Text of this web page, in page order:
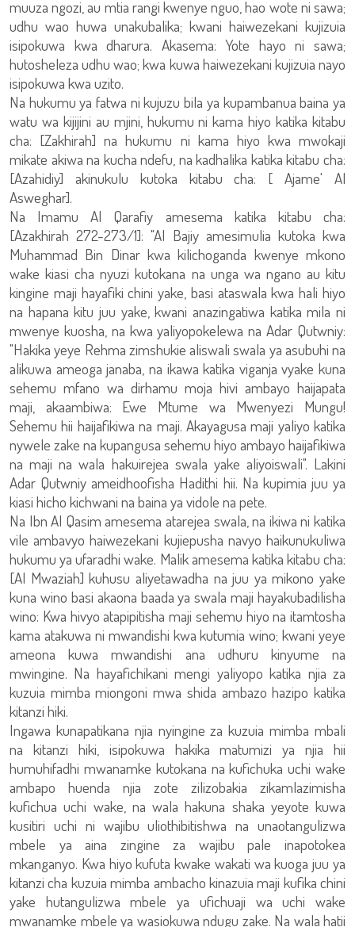
muuza ngozi, au mtia rangi kwenye nguo, hao wote ni sawa;
udhu wao huwa unakubalika; kwani haiwezekani kujizuia
isipokuwa kwa dharura. Akasema: Yote hayo ni sawa;
hutosheleza udhu wao; kwa kuwa haiwezekani kujizuia nayo
isipokuwa kwa uzito.
Na hukumu ya fatwa ni kujuzu bila ya kupambanua baina ya
watu wa kijijini au mjini, hukumu ni kama hiyo katika kitabu
cha: [Zakhirah] na hukumu ni kama hiyo kwa mwokaji
mikate akiwa na kucha ndefu, na kadhalika katika kitabu cha:
[Azahidiy] akinukulu kutoka kitabu cha: [ Ajame' Al
Asweghar].
Na Imamu Al Qarafiy amesema katika kitabu cha:
[Azakhirah 272-273/1]: "Al Bajiy amesimulia kutoka kwa
Muhammad Bin Dinar kwa kilichoganda kwenye mkono
wake kiasi cha nyuzi kutokana na unga wa ngano au kitu
kingine maji hayafiki chini yake, basi ataswala kwa hali hiyo
na hapana kitu juu yake, kwani anazingatiwa katika mila ni
mwenye kuosha, na kwa yaliyopokelewa na Adar Qutwniy:
"Hakika yeye Rehma zimshukie aliswali swala ya asubuhi na
alikuwa ameoga janaba, na ikawa katika viganja vyake kuna
sehemu mfano wa dirhamu moja hivi ambayo haijapata
maji, akaambiwa: Ewe Mtume wa Mwenyezi Mungu!
Sehemu hii haijafikiwa na maji. Akayagusa maji yaliyo katika
nywele zake na kupangusa sehemu hiyo ambayo haijafikiwa
na maji na wala hakuirejea swala yake aliyoiswali". Lakini
Adar Qutwniy ameidhoofisha Hadithi hii. Na kupimia juu ya
kiasi hicho kichwani na baina ya vidole na pete.
Na Ibn Al Qasim amesema atarejea swala, na ikiwa ni katika
vile ambavyo haiwezekani kujiepusha navyo haikunukuliwa
hukumu ya ufaradhi wake. Malik amesema katika kitabu cha:
[Al Mwaziah] kuhusu aliyetawadha na juu ya mikono yake
kuna wino basi akaona baada ya swala maji hayakubadilisha
wino: Kwa hivyo atapipitisha maji sehemu hiyo na itamtosha
kama atakuwa ni mwandishi kwa kutumia wino; kwani yeye
ameona kuwa mwandishi ana udhuru kinyume na
mwingine. Na hayafichikani mengi yaliyopo katika njia za
kuzuia mimba miongoni mwa shida ambazo hazipo katika
kitanzi hiki.
Ingawa kunapatikana njia nyingine za kuzuia mimba mbali
na kitanzi hiki, isipokuwa hakika matumizi ya njia hii
humuhifadhi mwanamke kutokana na kufichuka uchi wake
ambapo huenda njia zote zilizobakia zikamlazimisha
kufichua uchi wake, na wala hakuna shaka yeyote kuwa
kusitiri uchi ni wajibu uliothibitishwa na unaotangulizwa
mbele ya aina zingine za wajibu pale inapotokea
mkanganyo. Kwa hiyo kufuta kwake wakati wa kuoga juu ya
kitanzi cha kuzuia mimba ambacho kinazuia maji kufika chini
yake hutangulizwa mbele ya ufichuaji wa uchi wake
mwanamke mbele ya wasiokuwa ndugu zake. Na wala hatii